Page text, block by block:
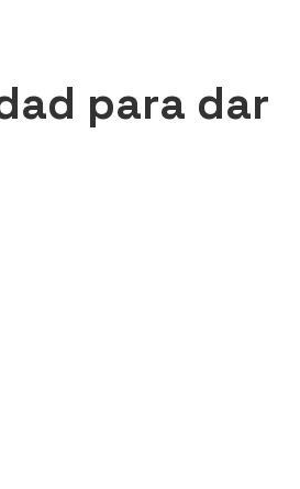
para dar